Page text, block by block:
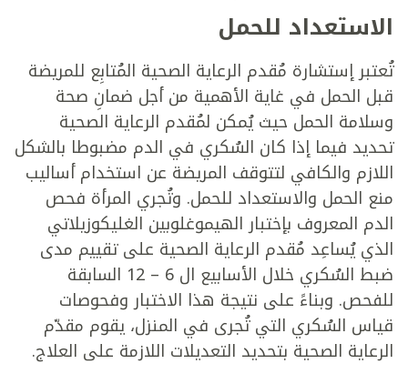
الاستعداد للحمل
تُعتبر إستشارة مُقدم الرعاية الصحية المُتابِع للمريضة
قبل الحمل في غاية الأهمية من أجل ضمانِ صحة
وسلامة الحمل حيث يُمكن لمُقدم الرعاية الصحية
تحديد فيما إذا كان السُكري في الدم مضبوطا بالشكل
اللازم والكافي لتتوقف المريضة عن استخدام أساليب
منع الحمل والاستعداد للحمل. وتُجري المرأة فحص
الدم المعروف بإختبار الهيموغلوبين الغليكوزيلاتي
الذي يُساعِد مُقدم الرعاية الصحية على تقييم مدى
ضبط السُكري خلال الأسابيع ال 6 – 12 السابقة
للفحص. وبناءً على نتيجة هذا الاختبار وفحوصات
قياس السُكري التي تُجرى في المنزل، يقوم مقدّم
الرعاية الصحية بتحديد التعديلات اللازمة على العلاج.